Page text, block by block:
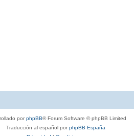
porphpBB® Forum Software © phpBB Limited
Traducción al español porphpBB España